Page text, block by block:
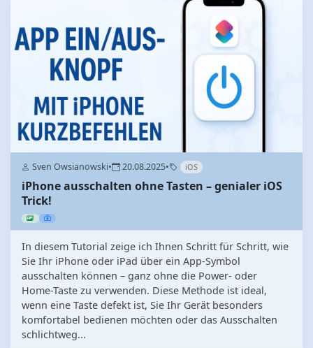
Sven Owsianowski• 20.08.2025• iOS
iPhone ausschalten ohne Tasten – genialer iOS
Trick!
In diesem Tutorial zeige ich Ihnen Schritt für Schritt, wie
Sie Ihr iPhone oder iPad über ein App-Symbol
ausschalten können – ganz ohne die Power- oder
Home-Taste zu verwenden. Diese Methode ist ideal,
wenn eine Taste defekt ist, Sie Ihr Gerät besonders
komfortabel bedienen möchten oder das Ausschalten
schlichtweg...